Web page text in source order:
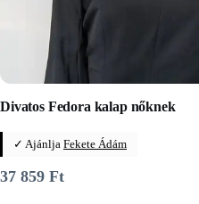
Divatos Fedora kalap nőknek
✓ Ajánlja Fekete Ádám
37 859 Ft